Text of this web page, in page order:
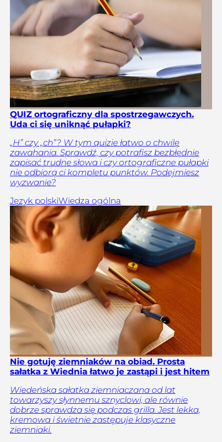
QUIZ ortograficzny dla spostrzegawczych.
Uda ci się uniknąć pułapki?
„H” czy „ch”? W tym quizie łatwo o chwilę
zawahania. Sprawdź, czy potrafisz bezbłędnie
zapisać trudne słowa i czy ortograficzne pułapki
nie odbiorą ci kompletu punktów. Podejmiesz
wyzwanie?
Język polskiWiedza ogólna
Nie gotuję ziemniaków na obiad. Prosta
sałatka z Wiednia łatwo je zastąpi i jest hitem
Wiedeńska sałatka ziemniaczana od lat
towarzyszy słynnemu sznyclowi, ale równie
dobrze sprawdza się podczas grilla. Jest lekka,
kremowa i świetnie zastępuje klasyczne
ziemniaki.